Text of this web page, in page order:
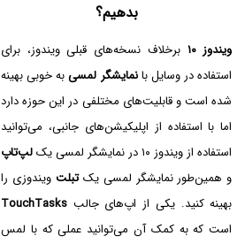
بدهیم؟
ویندوز ۱۰
برخلاف نسخه‌های قبلی ویندوز، برای
استفاده در وسایل بانمایشگر لمسیبه خوبی بهینه
شده است و قابلیت‌های مختلفی در این حوزه دارد
اما با استفاده از اپلیکیشن‌های جانبی، می‌توانید
استفاده از ویندوز ۱۰ در نمایشگر لمسی یک
لپ‌تاپ
و همین‌طور نمایشگر لمسی یکتبلت ویندوزی را
بهینه کنید. یکی از اپ‌های جالبTouchTasks
است که به کمک آن می‌توانید عملی که با لمس